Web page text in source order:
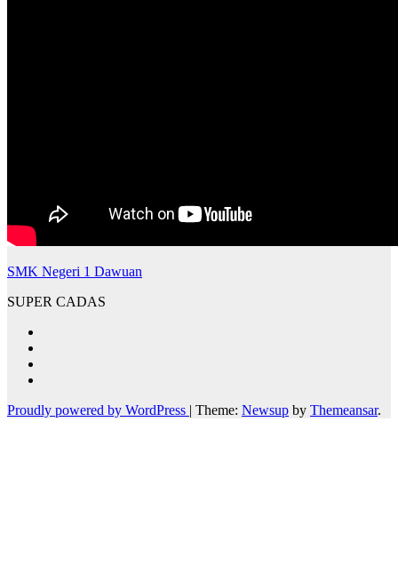
SMK Negeri 1 Dawuan
SUPER CADAS
Proudly powered by WordPress | Theme: Newsup by Themeansar.